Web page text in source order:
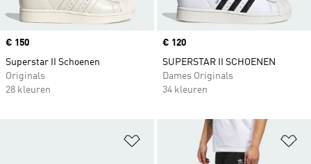
Price
€ 150
Superstar II Schoenen
Originals
28 kleuren
Price
€ 120
SUPERSTAR II SCHOENEN
Dames Originals
34 kleuren
Op verlanglijst zetten